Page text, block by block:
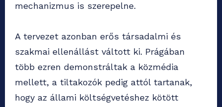
mechanizmus is szerepelne.
A tervezet azonban erős társadalmi és
szakmai ellenállást váltott ki. Prágában
több ezren demonstráltak a közmédia
mellett, a tiltakozók pedig attól tartanak,
hogy az állami költségvetéshez kötött